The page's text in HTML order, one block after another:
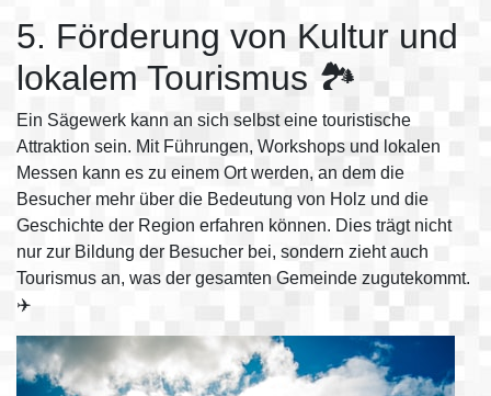
5. Förderung von Kultur und
lokalem Tourismus 🏞️
Ein Sägewerk kann an sich selbst eine touristische
Attraktion sein. Mit Führungen, Workshops und lokalen
Messen kann es zu einem Ort werden, an dem die
Besucher mehr über die Bedeutung von Holz und die
Geschichte der Region erfahren können. Dies trägt nicht
nur zur Bildung der Besucher bei, sondern zieht auch
Tourismus an, was der gesamten Gemeinde zugutekommt.
✈️